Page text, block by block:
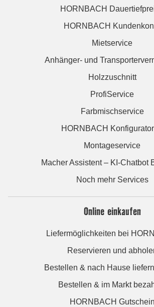
HORNBACH
HORNBACH
Mietservice
Anhänger- und
Holzzuschnitt
ProfiService
Farbmischservice
HORNBACH
Montageservice
Macher Assistent – KI-Chatbot
Noch mehr Services
Online einkaufen
Liefermöglichkeiten bei
Reservieren und
Bestellen & nach Hause
Bestellen & im Markt
HORNBACH Gutschein